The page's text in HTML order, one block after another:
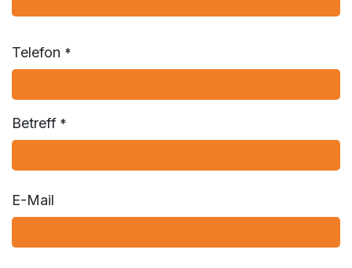
Telefon *
Betreff *
E-Mail